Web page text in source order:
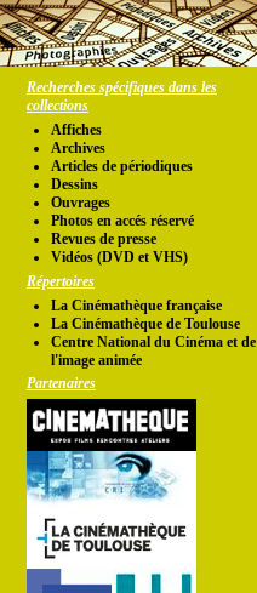
Recherches spécifiques dans les
collections
Affiches
Archives
Articles de périodiques
Dessins
Ouvrages
Photos en accés réservé
Revues de presse
Vidéos (DVD et VHS)
Répertoires
La Cinémathèque française
La Cinémathèque de Toulouse
Centre National du Cinéma et de
l'image animée
Partenaires